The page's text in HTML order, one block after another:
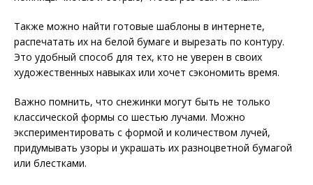
Также можно найти готовые шаблоны в интернете,
распечатать их на белой бумаге и вырезать по контуру.
Это удобный способ для тех, кто не уверен в своих
художественных навыках или хочет сэкономить время.
Важно помнить, что снежинки могут быть не только
классической формы со шестью лучами. Можно
экспериментировать с формой и количеством лучей,
придумывать узоры и украшать их разноцветной бумагой
или блестками.